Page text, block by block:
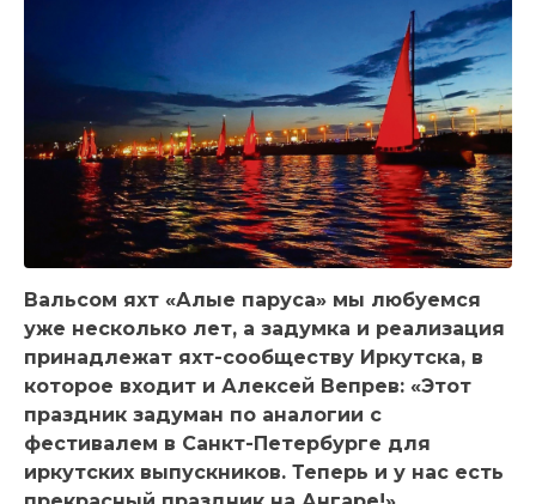
Вальсом яхт «Алые паруса» мы любуемся
уже несколько лет, а задумка и реализация
принадлежат яхт-сообществу Иркутска, в
которое входит и Алексей Вепрев: «Этот
праздник задуман по аналогии с
фестивалем в Санкт-Петербурге для
иркутских выпускников. Теперь и у нас есть